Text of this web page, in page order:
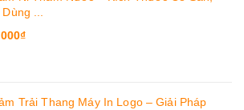
Dùng ...
Trải Thang Máy In Logo – Giải Pháp